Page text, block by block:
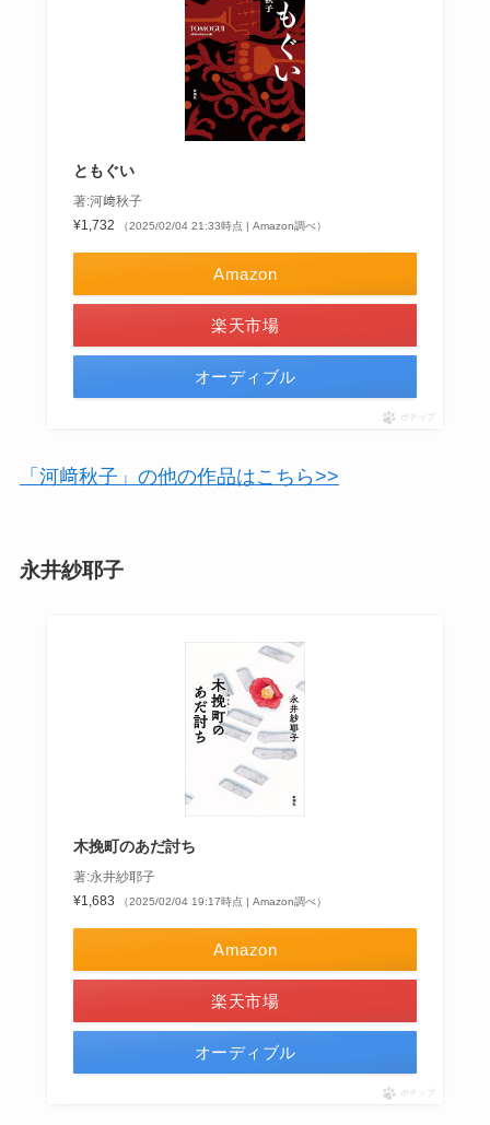
ともぐい
著:河﨑秋子
¥1,732
（2025/02/04 21:33時点 | Amazon調べ）
Amazon
楽天市場
オーディブル
ポチップ
「河﨑秋子」の他の作品はこちら>>
永井紗耶子
木挽町のあだ討ち
著:永井紗耶子
¥1,683
（2025/02/04 19:17時点 | Amazon調べ）
Amazon
楽天市場
オーディブル
ポチップ